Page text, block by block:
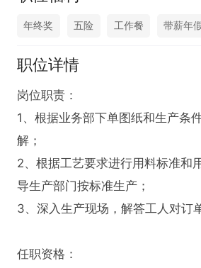
年终奖 五险 工作餐 带薪年
职位详情
岗位职责：
1、根据业务部下单图纸和生产条
解；
2、根据工艺要求进行用料标准和
导生产部门按标准生产；
3、深入生产现场，解答工人对订
任职资格：